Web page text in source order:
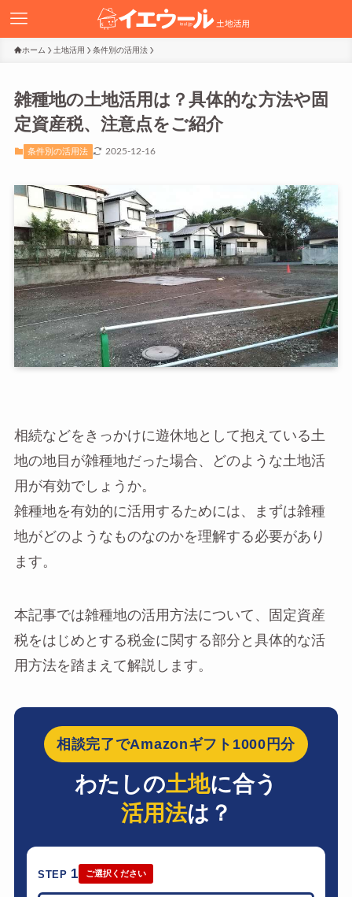
ホーム 土地活用 条件別の活用法
雑種地の土地活用は？具体的な方法や固
定資産税、注意点をご紹介
条件別の活用法 2025-12-16
相続などをきっかけに遊休地として抱えている土
地の地目が雑種地だった場合、どのような土地活
用が有効でしょうか。
雑種地を有効的に活用するためには、まずは雑種
地がどのようなものなのかを理解する必要があり
ます。
本記事では雑種地の活用方法について、固定資産
税をはじめとする税金に関する部分と具体的な活
用方法を踏まえて解説します。
相談完了でAmazonギフト1000円分
わたしの土地に合う
活用法は？
STEP 1 ご選択ください